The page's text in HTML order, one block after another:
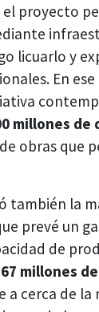
el proyecto
licuarlo y
En
millones de
obras que
también la
prevé un
de
67 millones
a cerca de la